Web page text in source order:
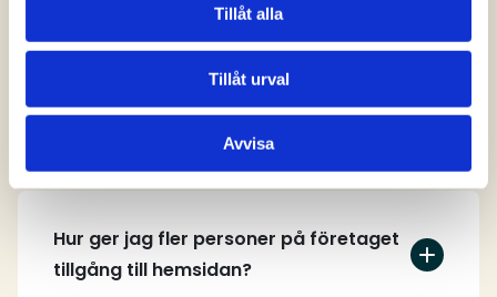
Tillåt alla
Tillåt urval
Avvisa
Hur skapar jag ett användarkonto?
Hur ger jag fler personer på företaget
tillgång till hemsidan?